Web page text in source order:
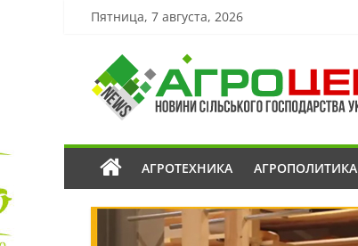
Пятница, 7 августа, 2026
АГРОТЕХНИКА АГРОПОЛИТИКА